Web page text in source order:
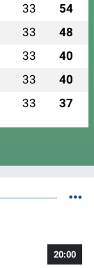
33 54
33 48
33 40
33 40
33 37
20:00